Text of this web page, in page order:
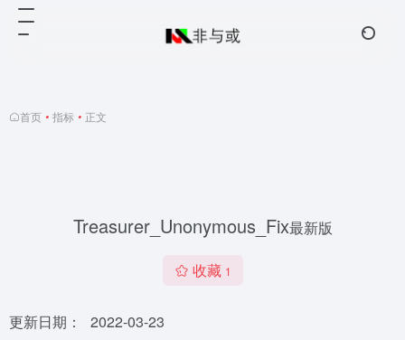
首页 • 指标 • 正文
Treasurer_Unonymous_Fix最新版
收藏 1
更新日期：
2022-03-23